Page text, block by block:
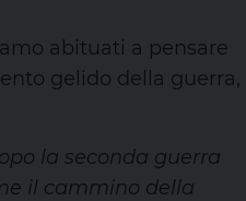
abituati a pensare
gelido della guerra,
la seconda guerra
il cammino della